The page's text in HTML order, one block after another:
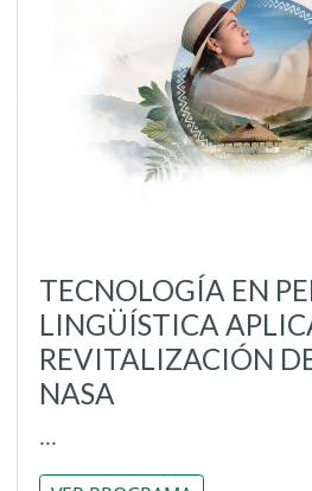
TECNOLOGÍA EN
LINGÜÍSTICA
REVITALIZACIÓN
NASA
...